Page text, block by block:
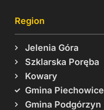
Region
Jelenia Góra
Szklarska Poręba
Kowary
Gmina Piechowice
Gmina Podgórzyn